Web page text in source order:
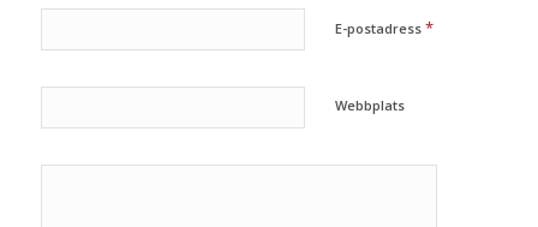
E-postadress *
Webbplats